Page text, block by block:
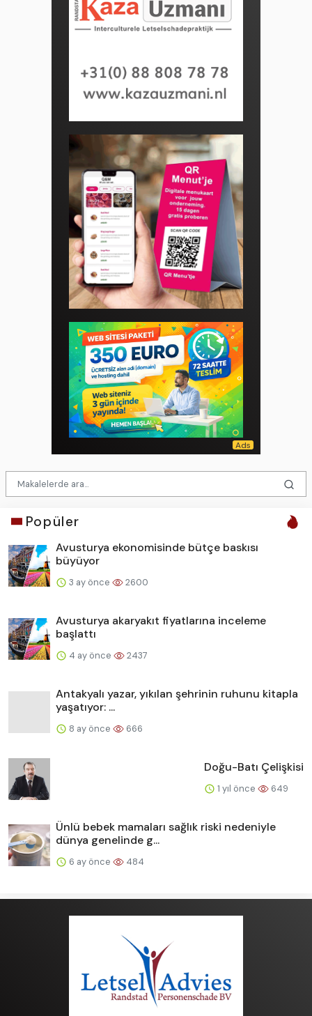
Popüler
Avusturya ekonomisinde bütçe baskısı
büyüyor
3 ay önce 2600
Avusturya akaryakıt fiyatlarına inceleme
başlattı
4 ay önce 2437
Antakyalı yazar, yıkılan şehrinin ruhunu kitapla
yaşatıyor: ...
8 ay önce 666
Doğu-Batı Çelişkisi
1 yıl önce 649
Ünlü bebek mamaları sağlık riski nedeniyle
dünya genelinde g...
6 ay önce 484